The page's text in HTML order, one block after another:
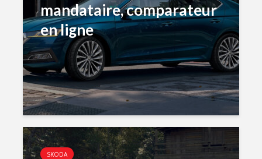
mandataire, comparateur
en ligne
SKODA